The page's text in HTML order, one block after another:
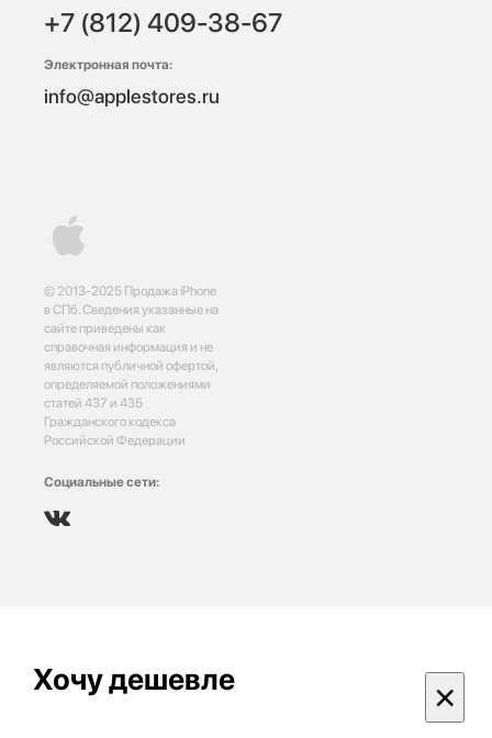
© 2013-2025 Продажа iPhone
в СПб. Сведения указанные на
сайте приведены как
справочная информация и не
являются публичной офертой,
определяемой положениями
статей 437 и 435
Гражданского кодекса
Российской Федерации
Социальные сети:
+7 (812) 409-38-67
Электронная почта:
info@applestores.ru
Хочу дешевле ×